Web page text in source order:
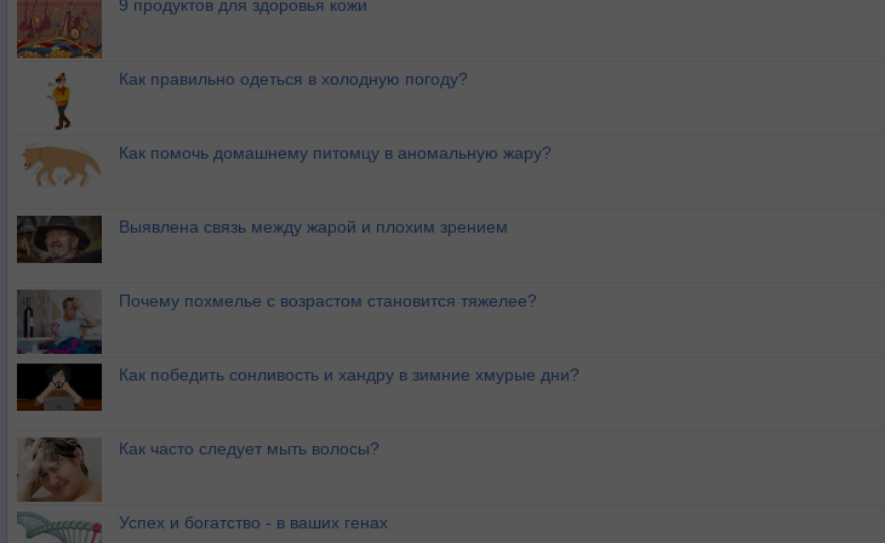
9 продуктов для здоровья кожи
Как правильно одеться в холодную погоду?
Как помочь домашнему питомцу в аномальную жару?
Выявлена связь между жарой и плохим зрением
Почему похмелье с возрастом становится тяжелее?
Как победить сонливость и хандру в зимние хмурые дни?
Как часто следует мыть волосы?
Успех и богатство - в ваших генах